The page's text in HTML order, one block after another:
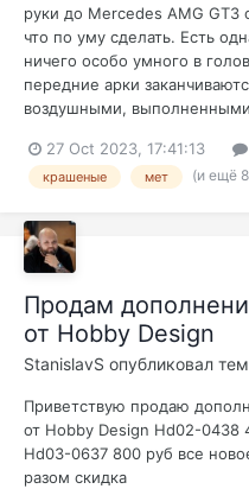
руки до Mercedes AMG
что по уму сделать. Есть
ничего особо умного в
передние арки
воздушными,
27 Oct 2023, 17:41:13
крашеные мет (и ещё
Продам
от Hobby Design
StanislavS опубликовал
Приветствую продаю
от Hobby Design Hd02-0438
Hd03-0637 800 руб все
разом скидка